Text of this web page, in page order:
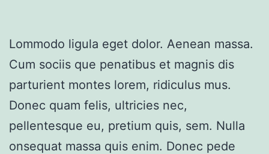
Lommodo ligula eget dolor. Aenean massa.
Cum sociis que penatibus et magnis dis
parturient montes lorem, ridiculus mus.
Donec quam felis, ultricies nec,
pellentesque eu, pretium quis, sem. Nulla
onsequat massa quis enim. Donec pede